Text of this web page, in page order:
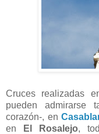
Cruces realizadas
pueden admirarse
corazón-, en
en
El Rosalejo,